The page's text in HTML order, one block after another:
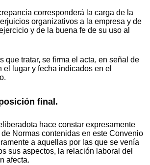
corresponderá la carga de la
organizativos a la empresa y de
y de la buena fe de su uso al
que tratar, se firma el acta, en señal de
el lugar y fecha indicados en el
final.
hace constar expresamente
Normas contenidas en este Convenio
a aquellas por las que se venía
sus aspectos, la relación laboral del
afecta.